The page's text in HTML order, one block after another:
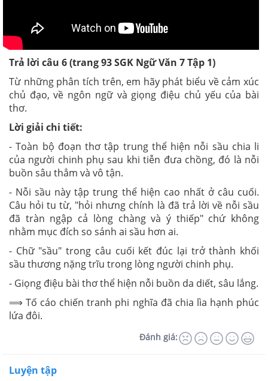
Trả lời câu 6 (trang 93SGK Ngữ Văn 7 Tập 1)
Từ những phân tích trên, em hãy phát biểu về cảm xúc
chủ đạo, về ngôn ngữ và giọng điệu chủ yếu của bài
thơ.
Lời giải chi tiết:
- Toàn bộ đoạn thơ tập trung thể hiện nỗi sầu chia li
của người chinh phụ sau khi tiễn đưa chồng, đó là nỗi
buồn sâu thẳm và vô tận.
- Nỗi sầu này tập trung thể hiện cao nhất ở câu cuối.
Câu hỏi tu từ, "hỏi nhưng chính là đã trả lời về nỗi sầu
đã tràn ngập cả lòng chàng và ý thiếp" chứ không
nhằm mục đích so sánh ai sầu hơn ai.
- Chữ "sầu" trong câu cuối kết đúc lại trở thành khối
sầu thương nặng trĩu trong lòng người chinh phụ.
- Giọng điệu bài thơ thể hiện nỗi buồn da diết, sâu lắng.
⟹ Tố cáo chiến tranh phi nghĩa đã chia lìa hạnh phúc
lứa đôi.
Đánh giá:
Luyện tập